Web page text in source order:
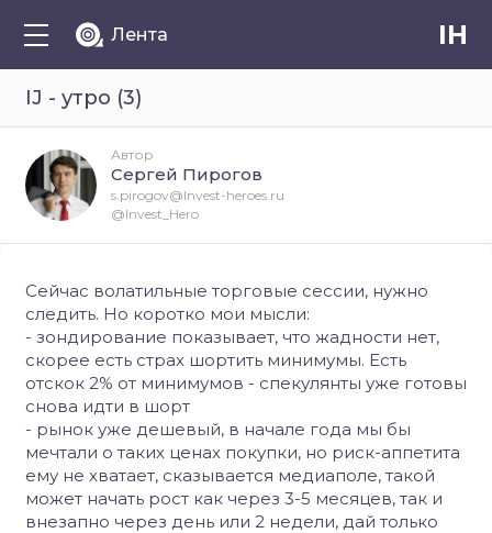
Лента IH
IJ - утро (3)
Сейчас волатильные торговые сессии, нужно
следить. Но коротко мои мысли:
- зондирование показывает, что жадности нет,
скорее есть страх шортить минимумы. Есть
отскок 2% от минимумов - спекулянты уже готовы
снова идти в шорт
- рынок уже дешевый, в начале года мы бы
мечтали о таких ценах покупки, но риск-аппетита
ему не хватает, сказывается медиаполе, такой
может начать рост как через 3-5 месяцев, так и
внезапно через день или 2 недели, дай только
Автор
Сергей Пирогов
s.pirogov@Invest-heroes.ru
@Invest_Hero